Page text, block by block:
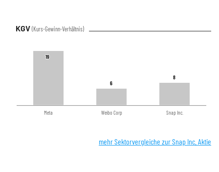
KGV (Kurs-Gewinn-Verhältnis)
19
19
6
6
8
8
Meta Weibo Corp Snap Inc.
mehr Sektorvergleiche zur Snap Inc. Aktie